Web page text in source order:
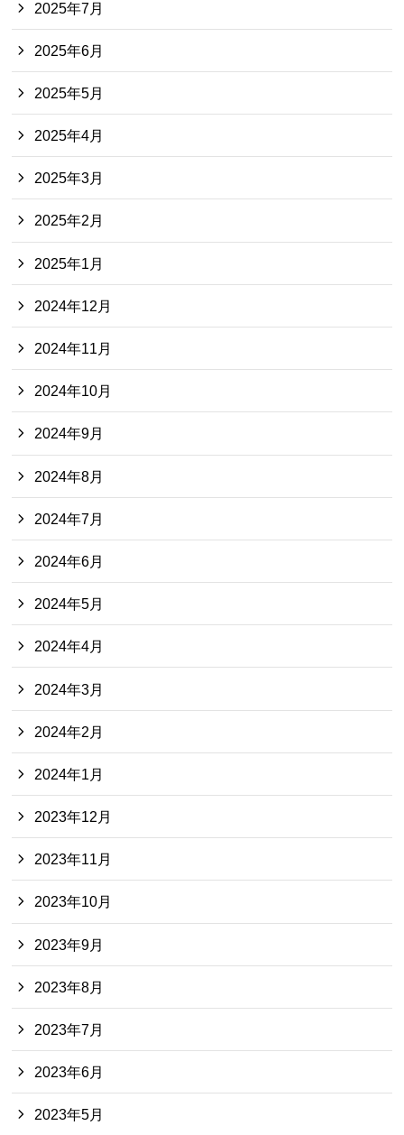
2025年7月
2025年6月
2025年5月
2025年4月
2025年3月
2025年2月
2025年1月
2024年12月
2024年11月
2024年10月
2024年9月
2024年8月
2024年7月
2024年6月
2024年5月
2024年4月
2024年3月
2024年2月
2024年1月
2023年12月
2023年11月
2023年10月
2023年9月
2023年8月
2023年7月
2023年6月
2023年5月